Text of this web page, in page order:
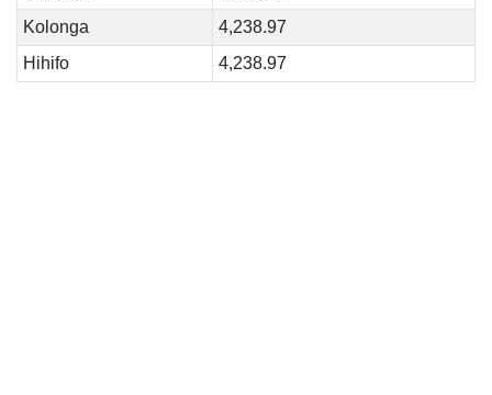
Kolonga
4,238.97
Hihifo
4,238.97